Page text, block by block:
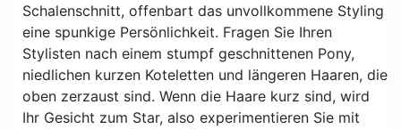
Schalenschnitt, offenbart das unvollkommene Styling
eine spunkige Persönlichkeit. Fragen Sie Ihren
Stylisten nach einem stumpf geschnittenen Pony,
niedlichen kurzen Koteletten und längeren Haaren, die
oben zerzaust sind. Wenn die Haare kurz sind, wird
Ihr Gesicht zum Star, also experimentieren Sie mit